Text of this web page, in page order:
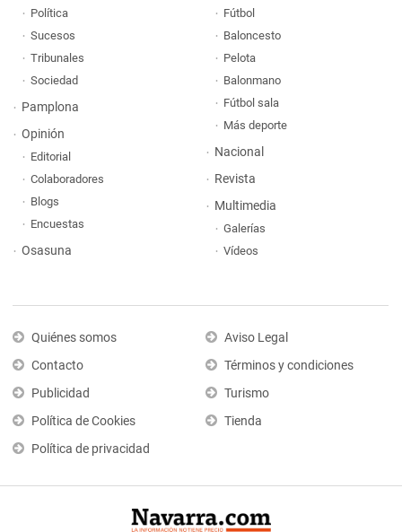
Política
Sucesos
Tribunales
Sociedad
Pamplona
Opinión
Editorial
Colaboradores
Blogs
Encuestas
Osasuna
Fútbol
Baloncesto
Pelota
Balonmano
Fútbol sala
Más deporte
Nacional
Revista
Multimedia
Galerías
Vídeos
Quiénes somos
Contacto
Publicidad
Política de Cookies
Política de privacidad
Aviso Legal
Términos y condiciones
Turismo
Tienda